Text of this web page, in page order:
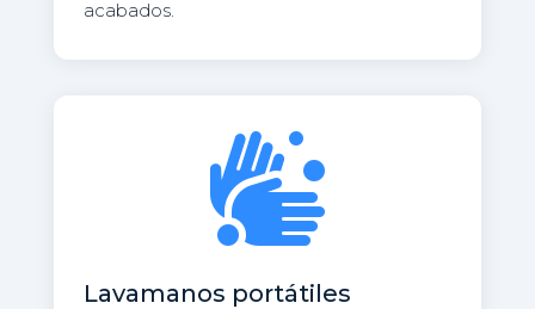
acabados.

Lavamanos portátiles